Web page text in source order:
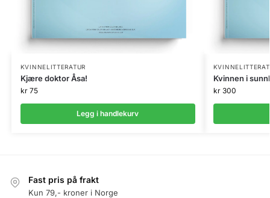
KVINNELITTERATUR
Kjære doktor Åsa!
kr75
Legg i handlekurv
Kvinnen i
kr300
Fast pris på frakt
Kun 79,- kroner i Norge